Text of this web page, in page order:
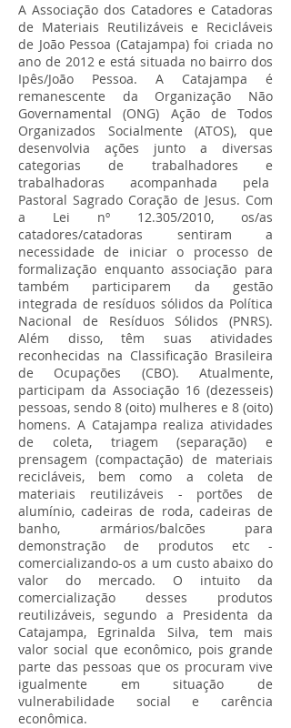
A Associação dos Catadores e Catadoras
de Materiais Reutilizáveis e Recicláveis
de João Pessoa (Catajampa) foi criada no
ano de 2012 e está situada no bairro dos
Ipês/João Pessoa. A Catajampa é
remanescente da Organização Não
Governamental (ONG) Ação de Todos
Organizados Socialmente (ATOS), que
desenvolvia ações junto a diversas
categorias de trabalhadores e
trabalhadoras acompanhada pela
Pastoral Sagrado Coração de Jesus. Com
a Lei nº 12.305/2010, os/as
catadores/catadoras sentiram a
necessidade de iniciar o processo de
formalização enquanto associação para
também participarem da gestão
integrada de resíduos sólidos da Política
Nacional de Resíduos Sólidos (PNRS).
Além disso, têm suas atividades
reconhecidas na Classificação Brasileira
de Ocupações (CBO). Atualmente,
participam da Associação 16 (dezesseis)
pessoas, sendo 8 (oito) mulheres e 8 (oito)
homens. A Catajampa realiza atividades
de coleta, triagem (separação) e
prensagem (compactação) de materiais
recicláveis, bem como a coleta de
materiais reutilizáveis - portões de
alumínio, cadeiras de roda, cadeiras de
banho, armários/balcões para
demonstração de produtos etc -
comercializando-os a um custo abaixo do
valor do mercado. O intuito da
comercialização desses produtos
reutilizáveis, segundo a Presidenta da
Catajampa, Egrinalda Silva, tem mais
valor social que econômico, pois grande
parte das pessoas que os procuram vive
igualmente em situação de
vulnerabilidade social e carência
econômica.